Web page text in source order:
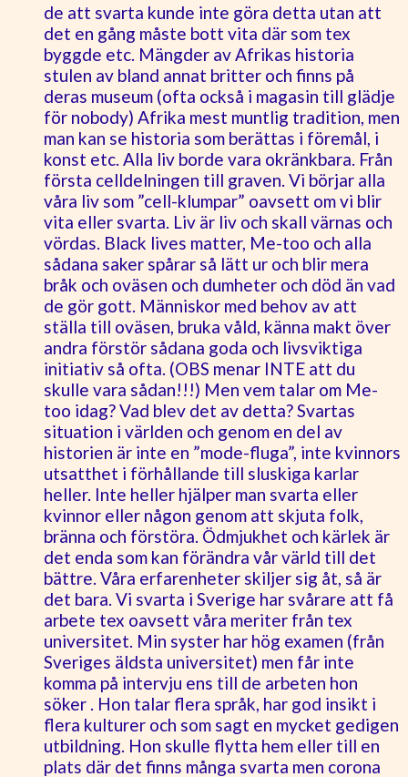
de att svarta kunde inte göra detta utan att
det en gång måste bott vita där som tex
byggde etc. Mängder av Afrikas historia
stulen av bland annat britter och finns på
deras museum (ofta också i magasin till glädje
för nobody) Afrika mest muntlig tradition, men
man kan se historia som berättas i föremål, i
konst etc. Alla liv borde vara okränkbara. Från
första celldelningen till graven. Vi börjar alla
våra liv som ”cell-klumpar” oavsett om vi blir
vita eller svarta. Liv är liv och skall värnas och
vördas. Black lives matter, Me-too och alla
sådana saker spårar så lätt ur och blir mera
bråk och oväsen och dumheter och död än vad
de gör gott. Människor med behov av att
ställa till oväsen, bruka våld, känna makt över
andra förstör sådana goda och livsviktiga
initiativ så ofta. (OBS menar INTE att du
skulle vara sådan!!!) Men vem talar om Me-
too idag? Vad blev det av detta? Svartas
situation i världen och genom en del av
historien är inte en ”mode-fluga”, inte kvinnors
utsatthet i förhållande till sluskiga karlar
heller. Inte heller hjälper man svarta eller
kvinnor eller någon genom att skjuta folk,
bränna och förstöra. Ödmjukhet och kärlek är
det enda som kan förändra vår värld till det
bättre. Våra erfarenheter skiljer sig åt, så är
det bara. Vi svarta i Sverige har svårare att få
arbete tex oavsett våra meriter från tex
universitet. Min syster har hög examen (från
Sveriges äldsta universitet) men får inte
komma på intervju ens till de arbeten hon
söker . Hon talar flera språk, har god insikt i
flera kulturer och som sagt en mycket gedigen
utbildning. Hon skulle flytta hem eller till en
plats där det finns många svarta men corona